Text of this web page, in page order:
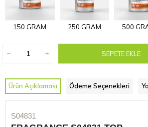
150 GRAM 250 GRAM 500
SEPETE EKLE
Ürün Açıklaması Ödeme Seçenekleri
S04831